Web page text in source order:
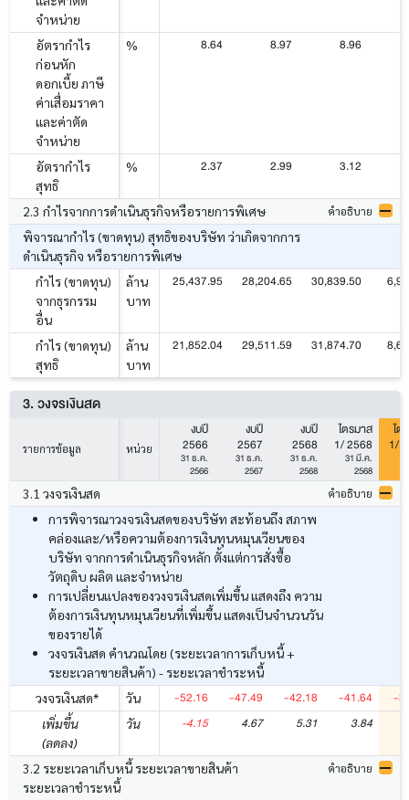
จำหน่าย
อัตรากำไร
ก่อนหัก
ดอกเบี้ย ภาษี
ค่าเสื่อมราคา
และค่าตัด
จำหน่าย
% 8.64 8.97 8.96
อัตรากำไร
สุทธิ
% 2.37 2.99 3.12
2.3 กำไรจากการดำเนินธุรกิจหรือรายการพิเศษ คำอธิบาย
พิจารณากำไร (ขาดทุน) สุทธิของบริษัท ว่าเกิดจากการ
ดำเนินธุรกิจ หรือรายการพิเศษ
กำไร (ขาดทุน)
จากธุรกรรม
อื่น
ล้าน
บาท
25,437.95 28,204.65 30,839.50
กำไร (ขาดทุน)
สุทธิ
ล้าน
บาท
21,852.04 29,511.59 31,874.70
3. วงจรเงินสด
รายการข้อมูล หน่วย
งบปี
2566
31 ธ.ค.
2566
งบปี
2567
31 ธ.ค.
2567
งบปี
2568
31 ธ.ค.
2568
ไตรมาส
1/ 2568
31 มี.ค.
2568
ไต
1/
3.1 วงจรเงินสด คำอธิบาย
การพิจารณาวงจรเงินสดของบริษัท สะท้อนถึง สภาพ
คล่องและ/หรือความต้องการเงินทุนหมุนเวียนของ
บริษัท จากการดำเนินธุรกิจหลัก ตั้งแต่การสั่งซื้อ
วัตถุดิบ ผลิต และจำหน่าย
การเปลี่ยนแปลงของวงจรเงินสดเพิ่มขึ้น แสดงถึง ความ
ต้องการเงินทุนหมุนเวียนที่เพิ่มขึ้น แสดงเป็นจำนวนวัน
ของรายได้
วงจรเงินสด คำนวณโดย (ระยะเวลาการเก็บหนี้ +
ระยะเวลาขายสินค้า) - ระยะเวลาชำระหนี้
วงจรเงินสด*
วัน -52.16 -47.49 -42.18 -41.64 -
เพิ่มขึ้น
(ลดลง)
วัน -4.15 4.67 5.31 3.84
3.2 ระยะเวลาเก็บหนี้ ระยะเวลาขายสินค้า
ระยะเวลาชำระหนี้
คำอธิบาย